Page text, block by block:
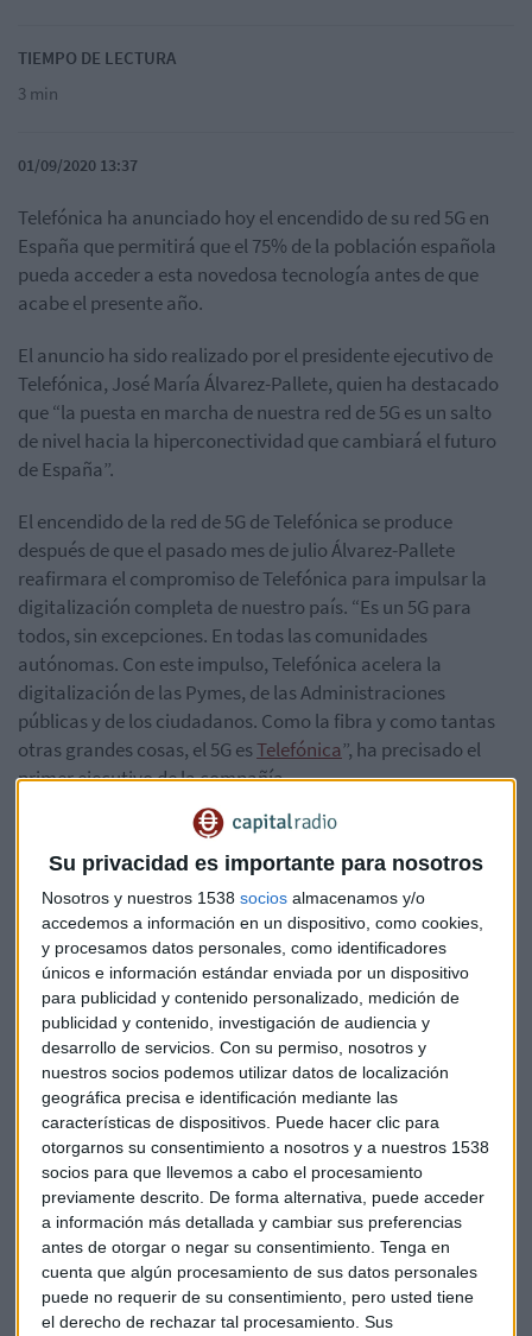
Su privacidad es importante para nosotros
Nosotros y nuestros 1538 socios almacenamos y/o
accedemos a información en un dispositivo, como cookies,
y procesamos datos personales, como identificadores
únicos e información estándar enviada por un dispositivo
para publicidad y contenido personalizado, medición de
publicidad y contenido, investigación de audiencia y
desarrollo de servicios. Con su permiso, nosotros y
nuestros socios podemos utilizar datos de localización
geográfica precisa e identificación mediante las
características de dispositivos. Puede hacer clic para
otorgarnos su consentimiento a nosotros y a nuestros 1538
socios para que llevemos a cabo el procesamiento
previamente descrito. De forma alternativa, puede acceder
a información más detallada y cambiar sus preferencias
antes de otorgar o negar su consentimiento. Tenga en
cuenta que algún procesamiento de sus datos personales
puede no requerir de su consentimiento, pero usted tiene
el derecho de rechazar tal procesamiento. Sus
TIEMPO DE LECTURA
3 min
01/09/2020 13:37
Telefónica ha anunciado hoy el encendido de su red 5G en
España que permitirá que el 75% de la población española
pueda acceder a esta novedosa tecnología antes de que
acabe el presente año.
El anuncio ha sido realizado por el presidente ejecutivo de
Telefónica, José María Álvarez-Pallete, quien ha destacado
que “la puesta en marcha de nuestra red de 5G es un salto
de nivel hacia la hiperconectividad que cambiará el futuro
de España”.
El encendido de la red de 5G de Telefónica se produce
después de que el pasado mes de julio Álvarez-Pallete
reafirmara el compromiso de Telefónica para impulsar la
digitalización completa de nuestro país. “Es un 5G para
todos, sin excepciones. En todas las comunidades
autónomas. Con este impulso, Telefónica acelera la
digitalización de las Pymes, de las Administraciones
públicas y de los ciudadanos. Como la fibra y como tantas
otras grandes cosas, el 5G esTelefónica”, ha precisado el
primer ejecutivo de la compañía.
“Nuestra red siempre ha sido un activo diferencial. Por ella
transcurre la vida de las personas y ha demostrado una
fortaleza inigualable cuando más se la ha necesitado”, ha
añadido José María Álvarez-Pallete, quien ha recordado que
España ya lidera las infraestructuras digitales de Europa
con la red más extensa de fibra óptica.
Telefónica, que lanzará una oferta tanto para clientes
particulares como para empresas, apuesta por la multitud
de beneficios transversales, directos e indirectos, que el 5G
trae para sectores clave como el transporte, el turismo, la
energía, la automoción o la salud.
“Llegan enormes beneficios para España. El 5G no es sólo
una nueva generación de telefonía móvil, es una revolución
por sus aplicaciones prácticas para todos los sectores y
porque permite ampliar la cobertura de ultra banda ancha
en las zonas rurales y en la España vaciada”, ha subrayado